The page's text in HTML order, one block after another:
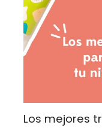
Los mejores